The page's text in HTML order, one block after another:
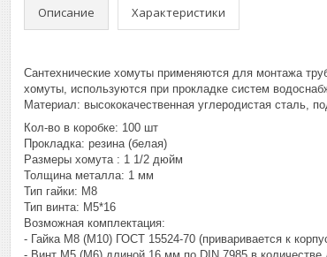
Описание Характеристики
Сантехнические хомуты применяются для монтажа
хомуты, используются при прокладке систем
Материал: высококачественная углеродистая сталь,
Кол-во в коробке: 100 шт
Прокладка: резина (белая)
Размеры хомута : 1 1/2 дюйм
Толщина металла: 1 мм
Тип гайки: М8
Тип винта: М5*16
Возможная комплектация:
- Гайка М8 (М10) ГОСТ 15524-70 (приваривается к